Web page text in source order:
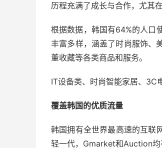
历程充满了成长与合作，尤其
根据数据，韩国有64%的人口
丰富多样，涵盖了时尚服饰、
董收藏等各类商品和服务。
IT设备类、时尚智能家居、3C
覆盖韩国的优质流量
韩国拥有全世界最高速的互联
轻一代，Gmarket和Auction均